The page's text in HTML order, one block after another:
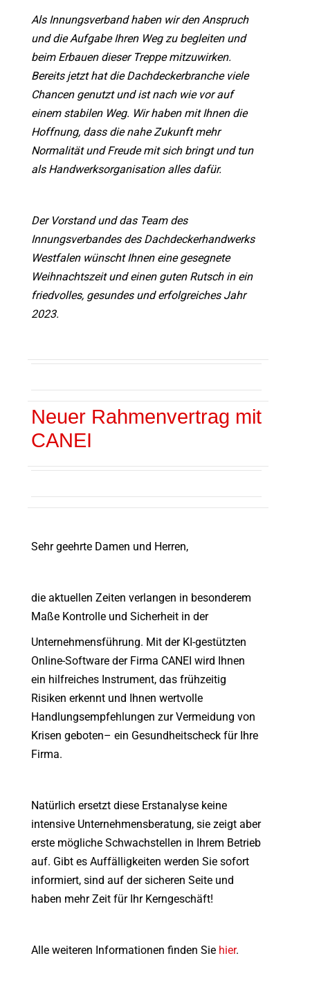
Als Innungsverband haben wir den Anspruch
und die Aufgabe Ihren Weg zu begleiten und
beim Erbauen dieser Treppe mitzuwirken.
Bereits jetzt hat die Dachdeckerbranche viele
Chancen genutzt und ist nach wie vor auf
einem stabilen Weg. Wir haben mit Ihnen die
Hoffnung, dass die nahe Zukunft mehr
Normalität und Freude mit sich bringt und tun
als Handwerksorganisation alles dafür.
Der Vorstand und das Team des
Innungsverbandes des Dachdeckerhandwerks
Westfalen wünscht Ihnen eine gesegnete
Weihnachtszeit und einen guten Rutsch in ein
friedvolles, gesundes und erfolgreiches Jahr
2023.
Neuer Rahmenvertrag mit
CANEI
Sehr geehrte Damen und Herren,
die aktuellen Zeiten verlangen in besonderem
Maße Kontrolle und Sicherheit in der
Unternehmensführung. Mit der KI-gestützten
Online-Software der Firma CANEI wird Ihnen
ein hilfreiches Instrument, das frühzeitig
Risiken erkennt und Ihnen wertvolle
Handlungsempfehlungen zur Vermeidung von
Krisen geboten– ein Gesundheitscheck für Ihre
Firma.
Natürlich ersetzt diese Erstanalyse keine
intensive Unternehmensberatung, sie zeigt aber
erste mögliche Schwachstellen in Ihrem Betrieb
auf. Gibt es Auffälligkeiten werden Sie sofort
informiert, sind auf der sicheren Seite und
haben mehr Zeit für Ihr Kerngeschäft!
Alle weiteren Informationen finden Sie hier.